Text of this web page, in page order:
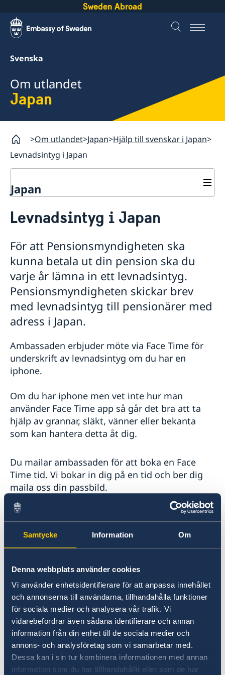
Samtycke Information Om
Denna webbplats använder cookies
Vi använder enhetsidentifierare för att anpassa innehållet
och annonserna till användarna, tillhandahålla funktioner
för sociala medier och analysera vår trafik. Vi
vidarebefordrar även sådana identifierare och annan
information från din enhet till de sociala medier och
annons- och analysföretag som vi samarbetar med.
Dessa kan i sin tur kombinera informationen med annan
information som du har tillhandahållit eller som de har
Sweden Abroad
Svenska
Om utlandet
Japan
Om utlandet Japan Hjälp till svenskar i Japan
Levnadsintyg i Japan
Japan
Hjälp till svenskar i Japan
Pass i Japan
Förnyelse av pass för barn under 18 år
Ansökan om pass för barn under 18 år
Förnyelse av pass för vuxna
Provisoriskt pass
Nationellt id-kort
Registrera barn och ansöka om
samordningsnummer
Gifta sig i Japan
Vigsel inför japansk myndighet
Vigsel på ambassaden
Hjälp kring medborgarskap i Japan
Levnadsintyg i Japan
Legaliseringar i Japan
Körkort i Japan
Avgifter i Japan
Reseinformation
Ambassadens reseinformation
Allmänna säkerhetsläget
Terrorism
Naturförhållanden och katastrofer
In- och utresebestämmelser
Hälso- och sjukvård
Kriminalitet och personlig säkerhet
Trafiksäkerhet
Resa i landet
Levnadsintyg i Japan
För att Pensionsmyndigheten ska
kunna betala ut din pension ska du
varje år lämna in ett levnadsintyg.
Pensionsmyndigheten skickar brev
med levnadsintyg till pensionärer med
adress i Japan.
Ambassaden erbjuder möte via Face Time för
underskrift av levnadsintyg om du har en
iphone.
Om du har iphone men vet inte hur man
använder Face Time app så går det bra att ta
hjälp av grannar, släkt, vänner eller bekanta
som kan hantera detta åt dig.
Du mailar ambassaden för att boka en Face
Time tid. Vi bokar in dig på en tid och ber dig
maila oss din passbild.
Ambassaden ringer upp det angivna
levnadsintyg.
Sedan skickar du in intyget till ambassaden
med post, tillsammans med detta skickar du
med ett kuvert där du skrivit din adress samt
frankerat.
Embassy of Sweden, Ark MORI Building 16F, P.O
Box 599, 1-12-32 Akasaka, Minato-Ku, Tokyo
107-6016